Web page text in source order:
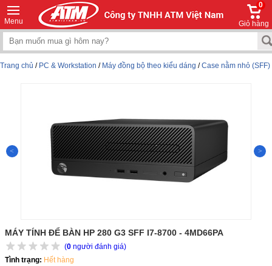
Menu
0
Giỏ hàng
Trang chủ / PC & Workstation / Máy đồng bộ theo kiểu dáng /Case nằm nhỏ (SFF)
MÁY TÍNH ĐỂ BÀN HP 280 G3 SFF I7-8700 - 4MD66PA
(0 người đánh giá)
Tình trạng: Hết hàng